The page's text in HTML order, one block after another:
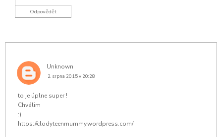
Odpovědět
Unknown
2. srpna 2015 v 20:28
to je úplne super !
Chválim
:)
https://clodyteenmummy.wordpress.com/